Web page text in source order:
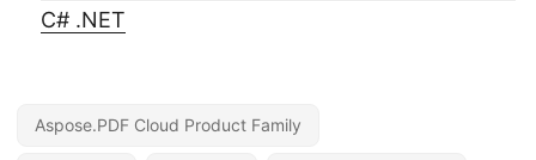
C# .NET
Aspose.PDF Cloud Product Family